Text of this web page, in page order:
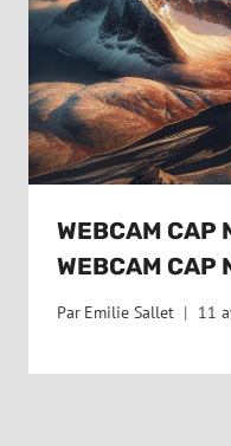
WEBCAM CAP
WEBCAM CAP
Par Emilie Sallet 11